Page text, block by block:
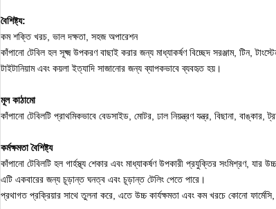
বৈশিষ্ট্য:
কম শক্তি খরচ, ভাল দক্ষতা, সহজ অপারেশন
কাঁপানো টেবিল হল সূক্ষ্ম উপকরণ বাছাই করার জন্য মাধ্যাকর্ষণ বিচ্ছেদ সরঞ্জাম, টিন,
টাইটানিয়াম এবং কয়লা ইত্যাদি সাজানোর জন্য ব্যাপকভাবে ব্যবহৃত হয়।
মূল কাঠামো
কাঁপানো টেবিলটি প্রাথমিকভাবে বেডসাইড, মোটর, ঢাল নিয়ন্ত্রণ যন্ত্র, বিছানা,
কর্মক্ষমতা বৈশিষ্ট্য
কাঁপানো টেবিলটি হল গার্হস্থ্য শেকার এবং মাধ্যাকর্ষণ উপকারী প্রযুক্তির সংমিশ্রণ,
এটি একবারের জন্য চূড়ান্ত ঘনত্ব এবং চূড়ান্ত টেলিং পেতে পারে।
প্রথাগত প্রক্রিয়ার সাথে তুলনা করে, এতে উচ্চ কার্যক্ষমতা এবং কম খরচে কোনো